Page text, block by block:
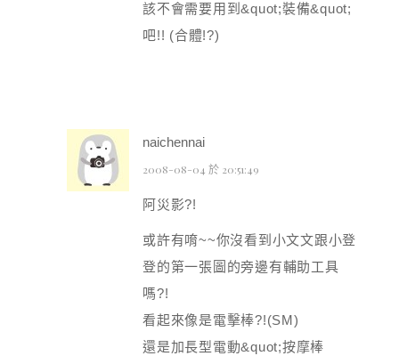
該不會需要用到&quot;裝備&quot;
吧!! (合體!?)
naichennai
2008-08-04 於 20:51:49
阿災影?!
或許有唷~~你沒看到小文文跟小登
登的第一張圖的旁邊有輔助工具
嗎?!
看起來像是電擊棒?!(SM)
還是加長型電動&quot;按摩棒